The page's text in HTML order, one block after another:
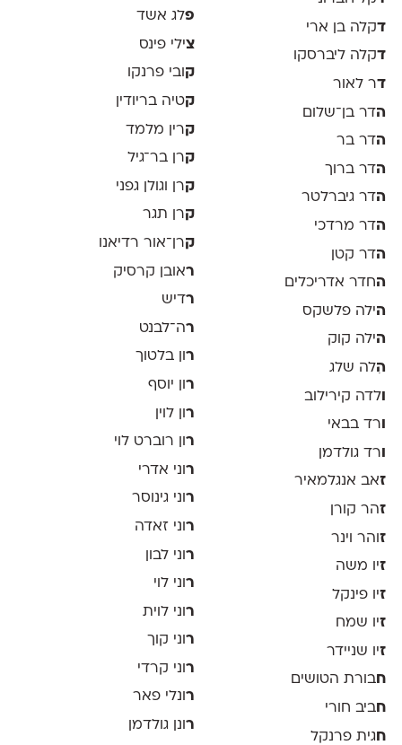
דקלה בן ארי
דקלה ליברסקו
דר לאור
הדר בן־שלום
הדר בר
הדר ברוך
הדר גיברלטר
הדר מרדכי
הדר קטן
החדר אדריכלים
הילה פלשקס
הילה קוק
הִלה שלג
ולדה קירילוב
רד בבאי
רד גולדמן
זאב אנגלמאיר
זהר קורן
זוהר וינר
זיו משה
זיו פינקל
זיו שמח
זיו שניידר
חבורת הטושים
חביב חורי
ח גית פרנקל
פלג אשד
צילי פינס
קובי פרנקו
קטיה בריודין
קרין מלמד
קרן בר־גיל
קרן וגולן גפני
קרן תגר
קרן־אור רדיאנו
ראובן קרסיק
רדיש
רה־לבנט
רון בלטוך
ר ון יוסף
רון לוין
ר ון רוברט לוי
ר וני אדרי
רוני גינוסר
ר וני זאדה
רוני לבון
ר וני לוי
ר וני לוית
רוני קוך
ר וני קרדי
רונלי פאר
ר ונן גולדמן